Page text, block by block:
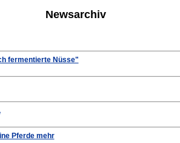
Newsarchiv
fermentierte Nüsse"
Pferde mehr